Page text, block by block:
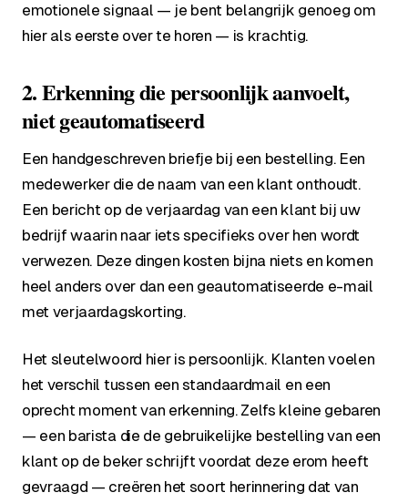
emotionele signaal — je bent belangrijk genoeg om
hier als eerste over te horen — is krachtig.
2. Erkenning die persoonlijk aanvoelt,
niet geautomatiseerd
Een handgeschreven briefje bij een bestelling. Een
medewerker die de naam van een klant onthoudt.
Een bericht op de verjaardag van een klant bij uw
bedrijf waarin naar iets specifieks over hen wordt
verwezen. Deze dingen kosten bijna niets en komen
heel anders over dan een geautomatiseerde e-mail
met verjaardagskorting.
Het sleutelwoord hier is persoonlijk. Klanten voelen
het verschil tussen een standaardmail en een
oprecht moment van erkenning. Zelfs kleine gebaren
— een barista die de gebruikelijke bestelling van een
klant op de beker schrijft voordat deze erom heeft
gevraagd — creëren het soort herinnering dat van